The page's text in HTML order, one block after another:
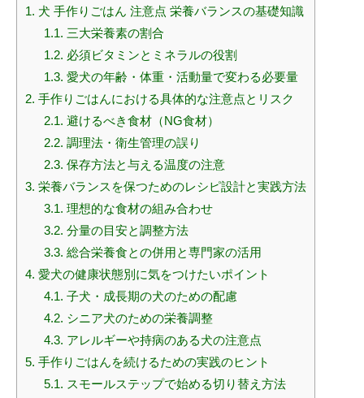
1. 犬 手作りごはん 注意点 栄養バランスの基礎知識
1.1. 三大栄養素の割合
1.2. 必須ビタミンとミネラルの役割
1.3. 愛犬の年齢・体重・活動量で変わる必要量
2. 手作りごはんにおける具体的な注意点とリスク
2.1. 避けるべき食材（NG食材）
2.2. 調理法・衛生管理の誤り
2.3. 保存方法と与える温度の注意
3. 栄養バランスを保つためのレシピ設計と実践方法
3.1. 理想的な食材の組み合わせ
3.2. 分量の目安と調整方法
3.3. 総合栄養食との併用と専門家の活用
4. 愛犬の健康状態別に気をつけたいポイント
4.1. 子犬・成長期の犬のための配慮
4.2. シニア犬のための栄養調整
4.3. アレルギーや持病のある犬の注意点
5. 手作りごはんを続けるための実践のヒント
5.1. スモールステップで始める切り替え方法